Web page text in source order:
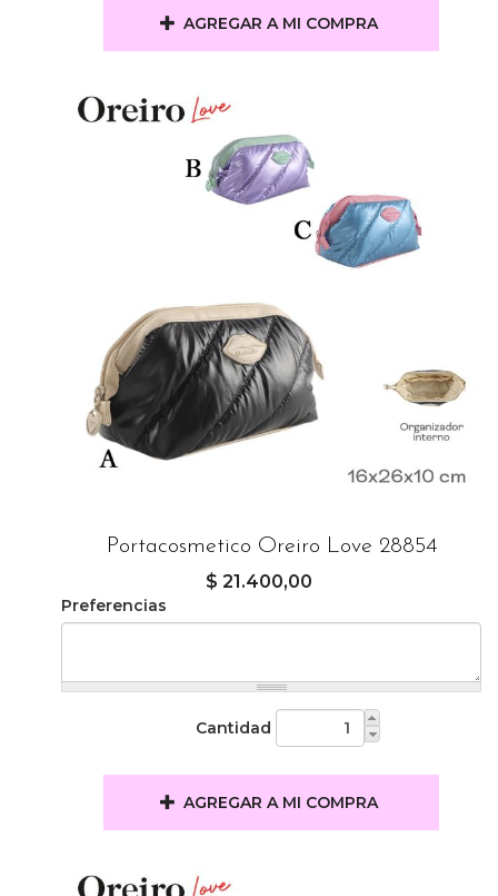
AGREGAR A MI COMPRA
Portacosmetico Oreiro Love 28854
$ 21.400,00
Preferencias
Cantidad
AGREGAR A MI COMPRA